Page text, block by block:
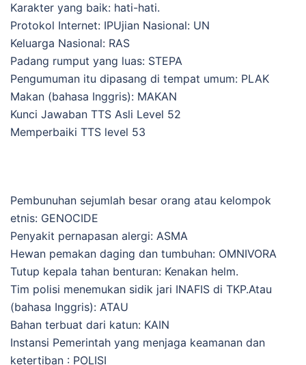
Karakter yang baik: hati-hati.
Protokol Internet: IPUjian Nasional: UN
Keluarga Nasional: RAS
Padang rumput yang luas: STEPA
Pengumuman itu dipasang di tempat umum: PLAK
Makan (bahasa Inggris): MAKAN
Kunci Jawaban TTS Asli Level 52
Memperbaiki TTS level 53
Pembunuhan sejumlah besar orang atau kelompok
etnis: GENOCIDE
Penyakit pernapasan alergi: ASMA
Hewan pemakan daging dan tumbuhan: OMNIVORA
Tutup kepala tahan benturan: Kenakan helm.
Tim polisi menemukan sidik jari INAFIS di TKP.Atau
(bahasa Inggris): ATAU
Bahan terbuat dari katun: KAIN
Instansi Pemerintah yang menjaga keamanan dan
ketertiban : POLISI